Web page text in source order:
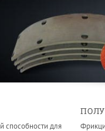
способности для